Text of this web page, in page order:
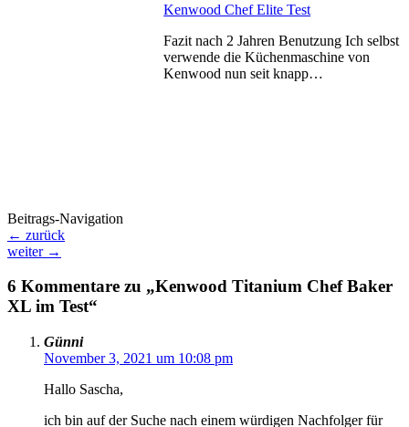
Kenwood Chef Elite Test
Fazit nach 2 Jahren Benutzung Ich selbst
verwende die Küchenmaschine von
Kenwood nun seit knapp…
Beitrags-Navigation
← zurück
weiter →
6 Kommentare zu „Kenwood Titanium Chef Baker
XL im Test“
Günni
November 3, 2021 um 10:08 pm
Hallo Sascha,
ich bin auf der Suche nach einem würdigen Nachfolger für